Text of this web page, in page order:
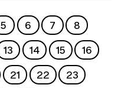
5 6 7
8
13 14 15
16
21 22
23